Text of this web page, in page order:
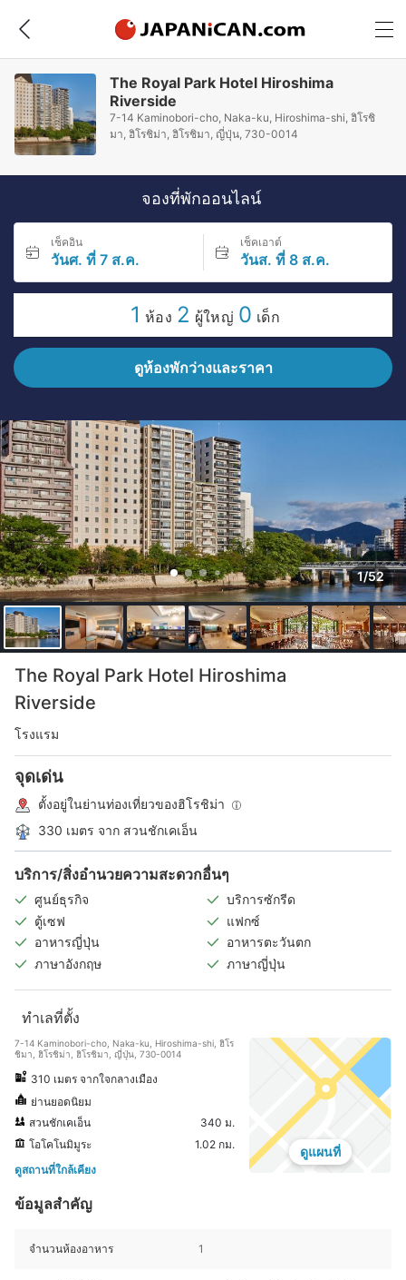
The Royal Park Hotel Hiroshima
Riverside
7-14 Kaminobori-cho, Naka-ku, Hiroshima-shi, ฮิโรชิ
มา, ฮิโรชิม่า, ฮิโรชิมา, ญี่ปุ่น, 730-0014
จองที่พักออนไลน์
เช็คอิน
วันศ. ที่ 7 ส.ค.
เช็คเอาต์
วันส. ที่ 8 ส.ค.
1 ห้อง 2 ผู้ใหญ่ 0 เด็ก
ดูห้องพักว่างและราคา
1/52
The Royal Park Hotel Hiroshima
Riverside
โรงแรม
จุดเด่น
ตั้งอยู่ในย่านท่องเที่ยวของฮิโรชิม่า
330 เมตร จาก สวนชักเคเอ็น
บริการ/สิ่งอำนวยความสะดวกอื่นๆ
ศูนย์ธุรกิจ
บริการซักรีด
ตู้เซฟ
แฟกซ์
อาหารญี่ปุ่น
อาหารตะวันตก
ภาษาอังกฤษ
ภาษาญี่ปุ่น
ทำเลที่ตั้ง
7-14 Kaminobori-cho, Naka-ku, Hiroshima-shi, ฮิโร
ชิมา, ฮิโรชิม่า, ฮิโรชิมา, ญี่ปุ่น, 730-0014
310 เมตร จากใจกลางเมือง
ย่านยอดนิยม
สวนชักเคเอ็น
340 ม.
โอโคโนมิมูระ
1.02 กม.
ดูสถานที่ใกล้เคียง
ดูแผนที่
ข้อมูลสำคัญ
จำนวนห้องอาหาร 1